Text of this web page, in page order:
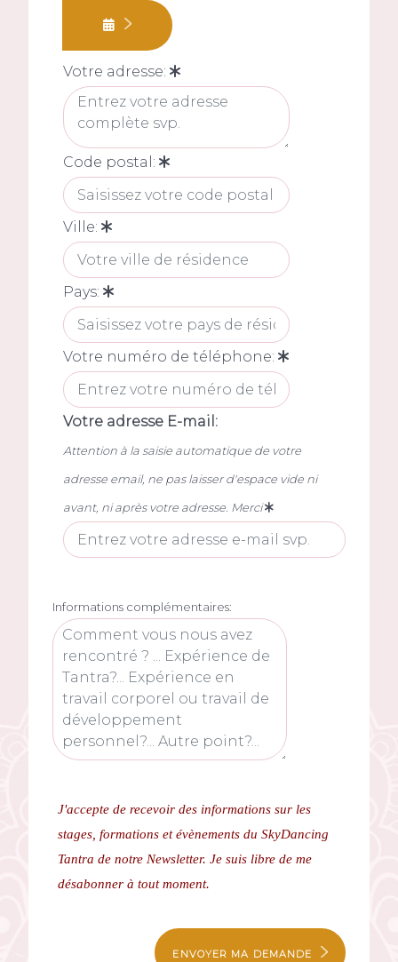
Votre adresse:
Code postal:
Ville:
Pays:
Votre numéro de téléphone:
Votre adresse E-mail:
Attention à la saisie automatique de votre
adresse email, ne pas laisser d'espace vide ni
avant, ni après votre adresse. Merci
Informations complémentaires:
J'accepte de recevoir des informations sur les
stages, formations et évènements du SkyDancing
Tantra de notre Newsletter. Je suis libre de me
désabonner à tout moment.
ENVOYER MA DEMANDE